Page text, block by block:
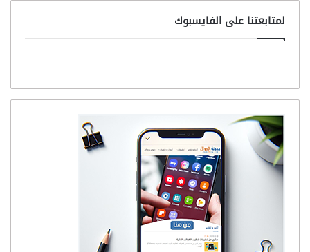
لمتابعتنا على الفايسبوك